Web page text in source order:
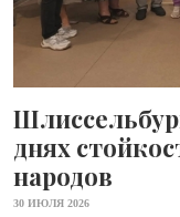
днях
народов
30 ИЮЛЯ 2026